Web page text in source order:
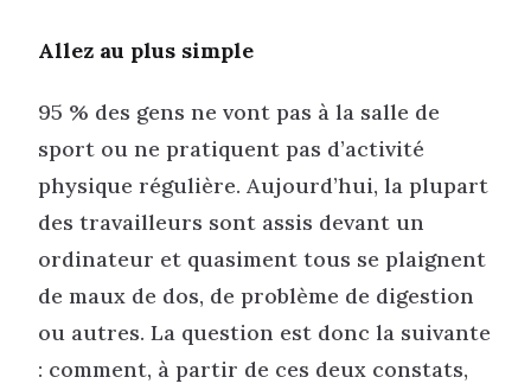
Allez au plus simple
95 % des gens ne vont pas à la salle de
sport ou ne pratiquent pas d’activité
physique régulière. Aujourd’hui, la plupart
des travailleurs sont assis devant un
ordinateur et quasiment tous se plaignent
de maux de dos, de problème de digestion
ou autres. La question est donc la suivante
: comment, à partir de ces deux constats,